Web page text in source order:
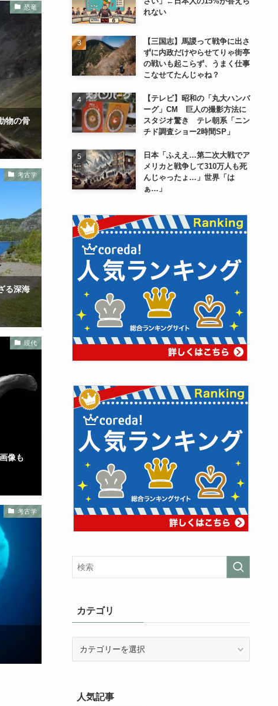
恐竜
物の骨
考古学
る深海
現代
像も
考古学
れない
【三国志】馬謖って戦争に出さ
ずに内政だけやらせてりゃ街亭
の戦いも起こらず、うまく仕事
こなせてたんじゃね？
【テレビ】昭和の「丸大ハンバ
ーグ」CM 巨人の撮影方法に
スタジオ驚き テレ朝系「ニン
チド調査ショー2時間SP」
日本「ふええ…第二次大戦でア
メリカと戦争して310万人も死
んじゃったょ…」世界「は
ぁ…」
カテゴリ
人気記事